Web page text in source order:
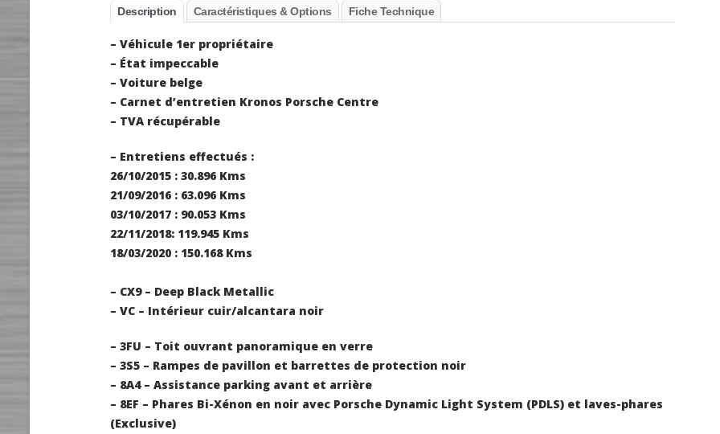
Description Caractéristiques & Options Fiche Technique
– Véhicule 1er propriétaire
– État impeccable
– Voiture belge
– Carnet d’entretien Kronos Porsche Centre
– TVA récupérable
– Entretiens effectués :
26/10/2015 : 30.896 Kms
21/09/2016 : 63.096 Kms
03/10/2017 : 90.053 Kms
22/11/2018: 119.945 Kms
18/03/2020 : 150.168 Kms
– CX9 – Deep Black Metallic
– VC – Intérieur cuir/alcantara noir
– 3FU – Toit ouvrant panoramique en verre
– 3S5 – Rampes de pavillon et barrettes de protection noir
– 8A4 – Assistance parking avant et arrière
– 8EF – Phares Bi-Xénon en noir avec Porsche Dynamic Light System (PDLS) et laves-phares
(Exclusive)